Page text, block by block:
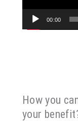
00:00
How you
your